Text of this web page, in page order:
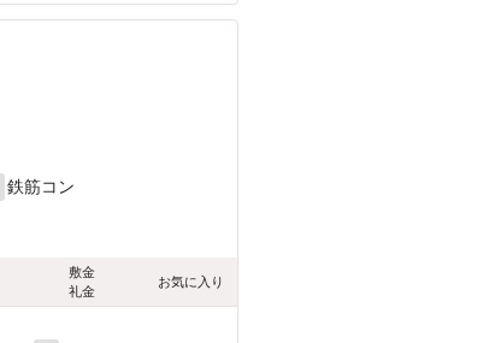
鉄筋コン
敷金
礼金
お気に入り